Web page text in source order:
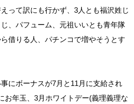
って訳にも行かず、3人とも福沢姓じ
、パフューム、元祖いいとも青年隊
借りる人、パチンコで増やそうとす
にボーナスが7月と11月に支給され
お年玉、3月ホワイトデー(義理義理な